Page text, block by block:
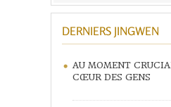
DERNIERS JINGWEN
AU MOMENT
CŒUR DES GENS